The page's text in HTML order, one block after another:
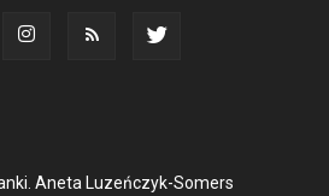
Aneta Luzeńczyk-Somers